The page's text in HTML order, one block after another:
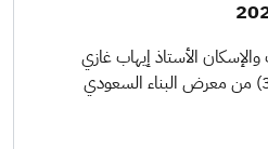
والإسكان الأستاذ إيهاب غازي